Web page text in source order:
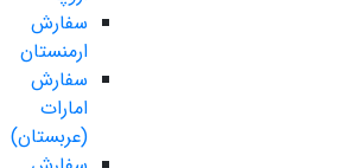
سفارش
ارمنستان
سفارش
امارات
(عربستان)